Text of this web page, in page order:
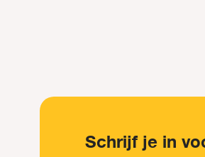
Schrijf je in